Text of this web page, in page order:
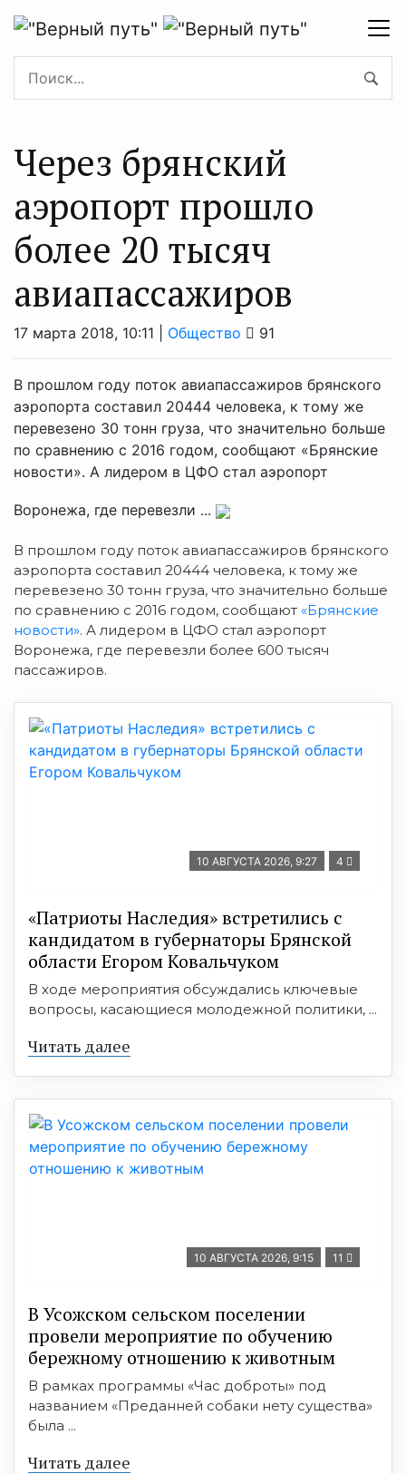
Через брянский
аэропорт прошло
более 20 тысяч
авиапассажиров
17 марта 2018, 10:11 | Общество 91
В прошлом году поток авиапассажиров брянского
аэропорта составил 20444 человека, к тому же
перевезено 30 тонн груза, что значительно больше
по сравнению с 2016 годом, сообщают «Брянские
новости». А лидером в ЦФО стал аэропорт
Воронежа, где перевезли ...
В прошлом году поток авиапассажиров брянского
аэропорта составил 20444 человека, к тому же
перевезено 30 тонн груза, что значительно больше
по сравнению с 2016 годом, сообщают «Брянские
новости». А лидером в ЦФО стал аэропорт
Воронежа, где перевезли более 600 тысяч
пассажиров.
10 АВГУСТА 2026, 9:27 4
«Патриоты Наследия» встретились с
кандидатом в губернаторы Брянской
области Егором Ковальчуком
В ходе мероприятия обсуждались ключевые
вопросы, касающиеся молодежной политики, ...
Читать далее
10 АВГУСТА 2026, 9:15 11
В Усожском сельском поселении
провели мероприятие по обучению
бережному отношению к животным
В рамках программы «Час доброты» под
названием «Преданней собаки нету существа»
была ...
Читать далее